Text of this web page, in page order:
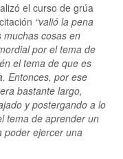
el curso de grúa
“valió la pena
cosas en
por el tema de
el tema de que es
Entonces, por ese
bastante largo,
y postergando a lo
tema de aprender un
poder ejercer una